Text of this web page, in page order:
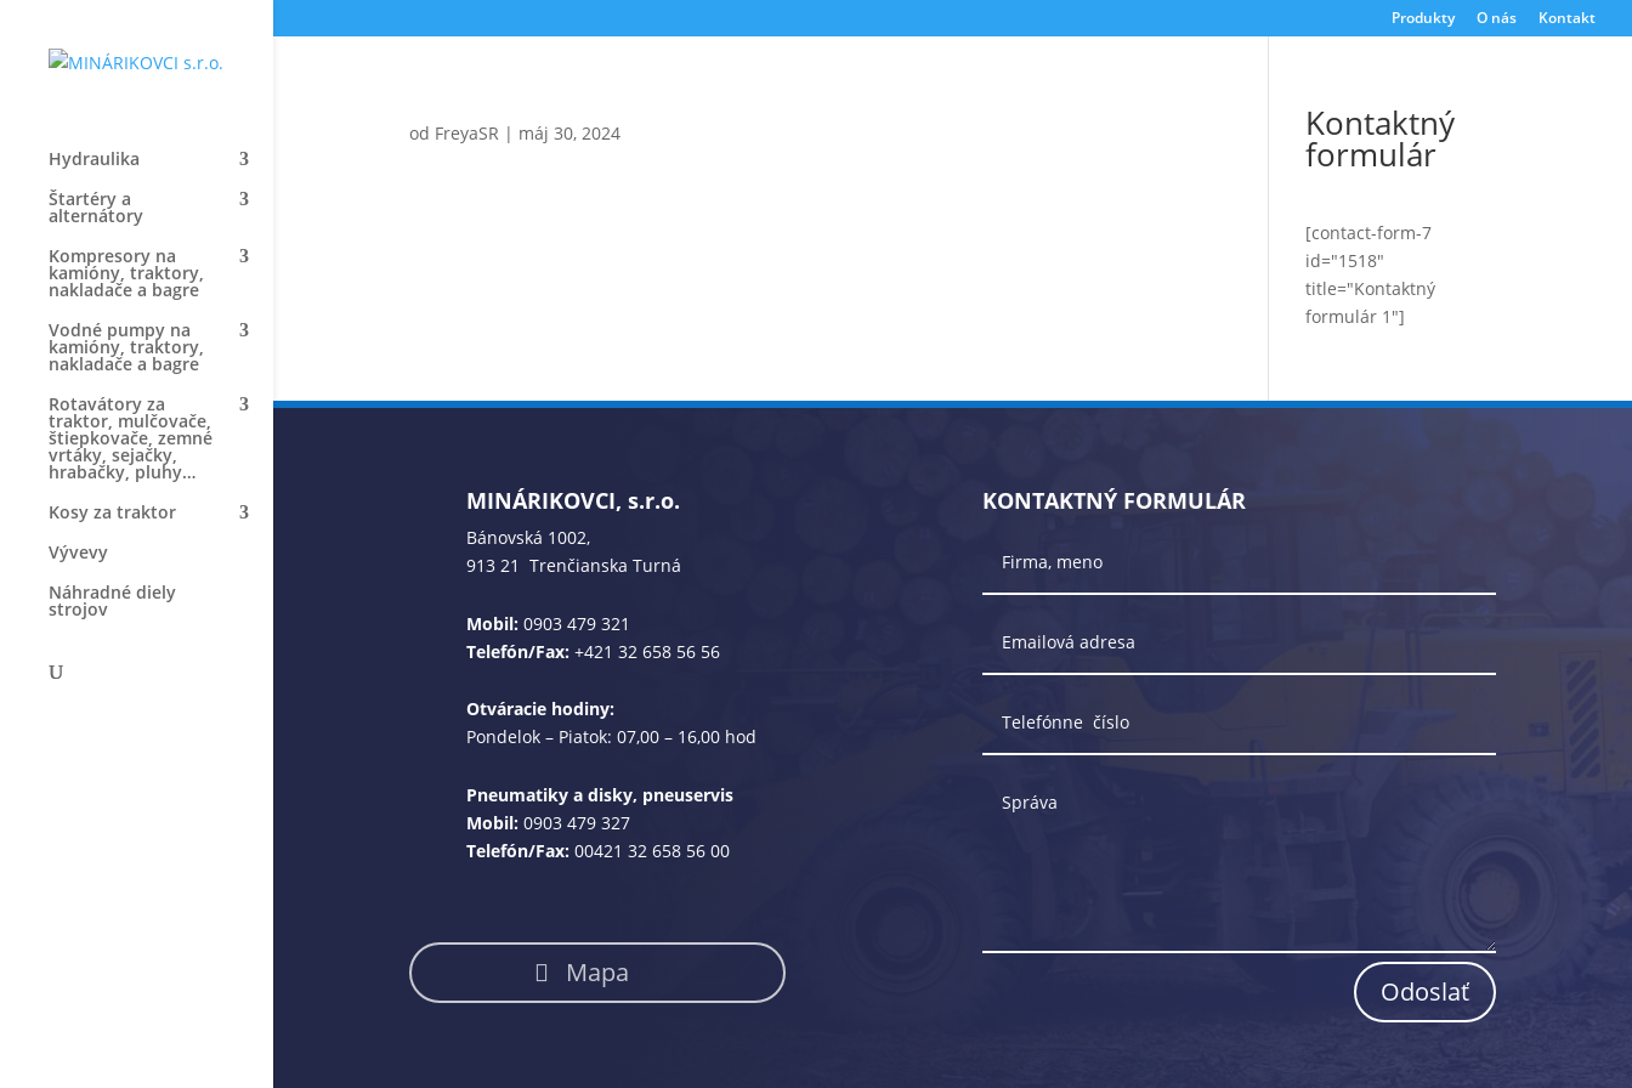
Produkty O nás Kontakt
Hydraulika
Štartéry a
alternátory
Kompresory na
kamióny, traktory,
nakladače a bagre
Vodné pumpy na
kamióny, traktory,
nakladače a bagre
Rotavátory za
traktor, mulčovače,
štiepkovače, zemné
vrtáky, sejačky,
hrabačky, pluhy…
Kosy za traktor
Vývevy
Náhradné diely
strojov
od FreyaSR | máj 30, 2024 Kontaktný
formulár
[contact-form-7
id="1518"
title="Kontaktný
formulár 1"]
MINÁRIKOVCI, s.r.o.
Bánovská 1002,
913 21 Trenčianska Turná
Mobil: 0903 479 321
Telefón/Fax: +421 32 658 56 56
Otváracie hodiny:
Pondelok – Piatok: 07,00 – 16,00 hod
Pneumatiky a disky, pneuservis
Mobil: 0903 479 327
Telefón/Fax: 00421 32 658 56 00
Mapa
KONTAKTNÝ FORMULÁR
Odoslať